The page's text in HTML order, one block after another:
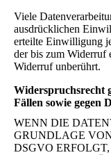
Viele
ausdrücklichen
erteilte Einwilligung
der bis zum Widerruf
Widerruf unberührt.
Widerspruchsrecht
Fällen sowie gegen
WENN DIE
GRUNDLAGE
DSGVO